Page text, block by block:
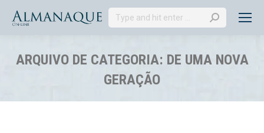
Search:
ARQUIVO DE CATEGORIA: DE UMA NOVA
GERAÇÃO